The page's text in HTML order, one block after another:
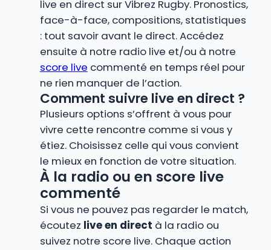
live en direct sur Vibrez Rugby. Pronostics,
face-à-face, compositions, statistiques
: tout savoir avant le direct. Accédez
ensuite à notre radio live et/ou à notre
score live commenté en temps réel pour
ne rien manquer de l’action.
Comment suivre live en direct ?
Plusieurs options s’offrent à vous pour
vivre cette rencontre comme si vous y
étiez. Choisissez celle qui vous convient
le mieux en fonction de votre situation.
À la radio ou en score live
commenté
Si vous ne pouvez pas regarder le match,
écoutez live en direct à la radio ou
suivez notre score live. Chaque action